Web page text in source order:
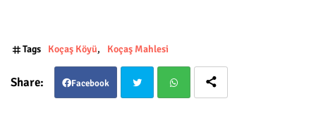
Tags Koçaş Köyü Koçaş Mahlesi
Facebook